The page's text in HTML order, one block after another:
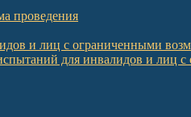
проведения
и лиц с ограниченными
для инвалидов и лиц